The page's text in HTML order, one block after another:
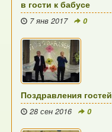
в гости к бабусе
7 янв 2017 0
Поздравления гостей
28 сен 2016 0